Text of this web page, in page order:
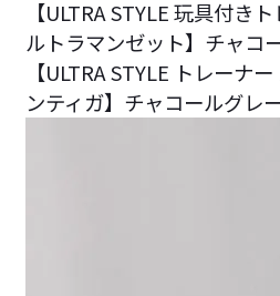
【ULTRA STYLE 玩具付き
ルトラマンゼット】チャコ
【ULTRA STYLE トレーナ
ンティガ】チャコールグレ